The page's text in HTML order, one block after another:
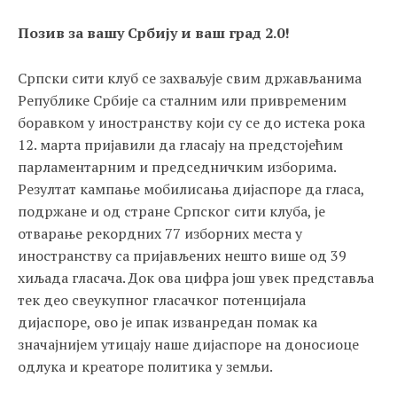
Позив за вашу Србију и ваш град 2.0!
Српски сити клуб се захваљује свим држављанима
Републике Србије са сталним или привременим
боравком у иностранству који су се до истека рока
12. марта пријавили да гласају на предстојећим
парламентарним и председничким изборима.
Резултат кампање мобилисања дијаспоре да гласа,
подржане и од стране Српског сити клуба, је
отварање рекордних 77 изборних места у
иностранству са пријављених нешто више од 39
хиљада гласача. Док ова цифра још увек представља
тек део свеукупног гласачког потенцијала
дијаспоре, ово је ипак изванредан помак ка
значајнијем утицају наше дијаспоре на доносиоце
одлука и креаторе политика у земљи.